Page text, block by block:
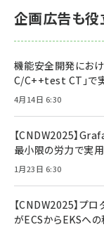
企画広告も役
機能安全開発にお
C/C++test CT」で
4月14日 6:30
【CNDW2025】
最小限の労力で実
1月23日 6:30
【CNDW2025】プ
がECSからEKSへ